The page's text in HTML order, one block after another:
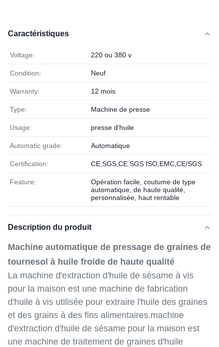
Caractéristiques
Voltage: 220 ou 380 v
Condition: Neuf
Warranty: 12 mois
Type: Machine de presse
Usage: presse d'huile
Automatic grade: Automatique
Certification: CE,SGS,CE SGS ISO,EMC,CE/SGS
Feature:
Opération facile, coutume de type
automatique, de haute qualité,
personnalisée, haut rentable
Description du produit
Machine automatique de pressage de graines de
tournesol à huile froide de haute qualité
La machine d'extraction d'huile de sésame à vis
pour la maison est une machine de fabrication
d'huile à vis utilisée pour extraire l'huile des graines
et des grains à des fins alimentaires.machine
d'extraction d'huile de sésame pour la maison est
une machine de traitement de graines d'huile